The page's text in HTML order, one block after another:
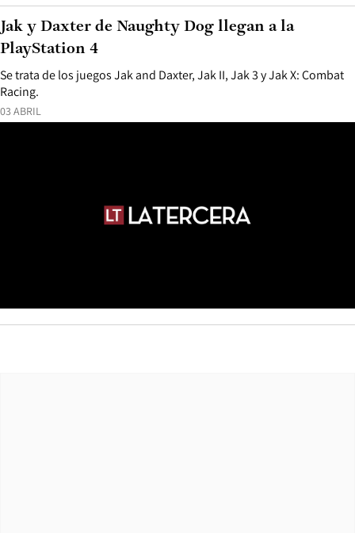
03 ABRIL
Se trata de los juegos Jak and Daxter, Jak II, Jak 3 y Jak X: Combat
Racing.
Jak y Daxter de Naughty Dog llegan a la
PlayStation 4